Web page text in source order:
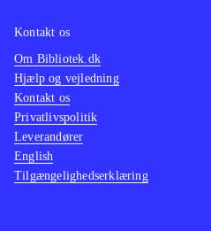
Kontakt os
Om Bibliotek.dk
Hjælp og vejledning
Kontakt os
Privatlivspolitik
Leverandører
English
Tilgængelighedserklæring